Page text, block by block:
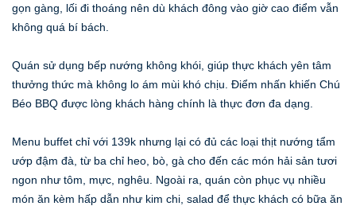
gọn gàng, lối đi thoáng nên dù khách đông vào giờ cao điểm vẫn
không quá bí bách.
Quán sử dụng bếp nướng không khói, giúp thực khách yên tâm
thưởng thức mà không lo ám mùi khó chịu. Điểm nhấn khiến Chú
Béo BBQ được lòng khách hàng chính là thực đơn đa dạng.
Menu buffet chỉ với 139k nhưng lại có đủ các loại thịt nướng tẩm
ướp đậm đà, từ ba chỉ heo, bò, gà cho đến các món hải sản tươi
ngon như tôm, mực, nghêu. Ngoài ra, quán còn phục vụ nhiều
món ăn kèm hấp dẫn như kim chi, salad để thực khách có bữa ăn